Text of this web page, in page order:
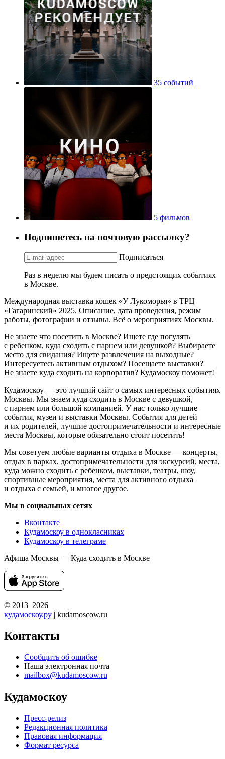
35 событий
5 фильмов
Подпишетесь на почтовую рассылку?
Подписаться
Раз в неделю мы будем писать о предстоящих событиях
в Москве.
Международная выставка кошек «У Лукоморья» в ТРЦ
«Гагаринский» 2025. Описание, дата проведения, режим
работы, фотографии и отзывы. Всё о мероприятиях Москвы.
Не знаете что посетить в Москве? Ищете где погулять
с ребенком, куда сходить с парнем или девушкой? Выбираете
место для свидания? Ищете развлечения на выходные?
Интересуетесь активным отдыхом? Посещаете выставки?
Не знаете куда сходить на корпоратив? Кудамоскоу поможет!
Кудамоскоу — это лучший сайт о самых интересных событиях
Москвы. Мы знаем куда сходить в Москве с девушкой,
с парнем или большой компанией. У нас только лучшие
события, музеи и выставки Москвы. События для детей
и их родителей, лучшие достопримечательности и интересные
места Москвы, которые обязательно стоит посетить!
Мы советуем любые варианты отдыха в Москве — концерты,
отдых в парках, достопримечательности для экскурсий, места,
куда можно сходить с ребенком, выставки, театры, шоу,
спортивные мероприятия, места для активного отдыха
и отдыха с семьей, и многое другое.
Мы в социальных сетях
Вконтакте
Кудамоскоу в однокласниках
Кудамоскоу в телеграме
Афиша Москвы — Куда сходить в Москве
© 2013–2026
кудамоскоу.ру | kudamoscow.ru
Контакты
Сообщить об ошибке
Наша электронная почта
mailbox@kudamoscow.ru
Кудамоскоу
Пресс-релиз
Редакционная политика
Правовая информация
Формат ресурса